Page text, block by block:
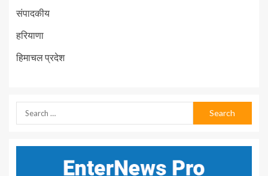
संपादकीय
हरियाणा
हिमाचल प्रदेश